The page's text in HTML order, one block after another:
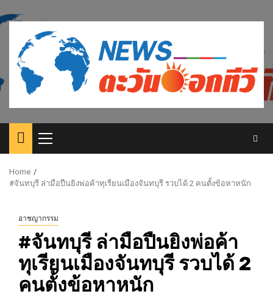
to
content
Primary
Menu
Home
#จันทบุรี ล่ามือปืนยิงพ่อค้าทุเรียนเมืองจันทบุรี รวบได้ 2 คนตั้งข้อหาหนัก
อาชญากรรม
#จันทบุรี ล่ามือปืนยิงพ่อค้า
ทุเรียนเมืองจันทบุรี รวบได้ 2
คนตั้งข้อหาหนัก